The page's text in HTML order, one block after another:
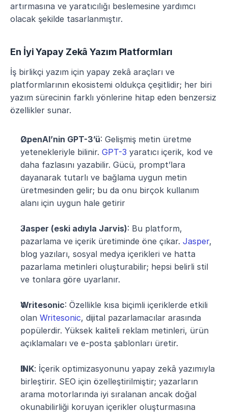
artırmasına ve yaratıcılığı beslemesine yardımcı
olacak şekilde tasarlanmıştır.
En İyi Yapay Zekâ Yazım Platformları
İş birlikçi yazım için yapay zekâ araçları ve
platformlarının ekosistemi oldukça çeşitlidir; her biri
yazım sürecinin farklı yönlerine hitap eden benzersiz
özellikler sunar.
OpenAI’nin GPT-3’ü: Gelişmiş metin üretme
yetenekleriyle bilinir. GPT-3 yaratıcı içerik, kod ve
daha fazlasını yazabilir. Gücü, prompt’lara
dayanarak tutarlı ve bağlama uygun metin
üretmesinden gelir; bu da onu birçok kullanım
alanı için uygun hale getirir
Jasper (eski adıyla Jarvis): Bu platform,
pazarlama ve içerik üretiminde öne çıkar. Jasper,
blog yazıları, sosyal medya içerikleri ve hatta
pazarlama metinleri oluşturabilir; hepsi belirli stil
ve tonlara göre uyarlanır.
Writesonic: Özellikle kısa biçimli içeriklerde etkili
olan Writesonic, dijital pazarlamacılar arasında
popülerdir. Yüksek kaliteli reklam metinleri, ürün
açıklamaları ve e-posta şablonları üretir.
INK: İçerik optimizasyonunu yapay zekâ yazımıyla
birleştirir. SEO için özelleştirilmiştir; yazarların
arama motorlarında iyi sıralanan ancak doğal
okunabilirliği koruyan içerikler oluşturmasına